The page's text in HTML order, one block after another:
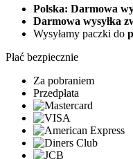
Polska: Darmowa
Darmowa wysyłka
Wysyłamy paczki do
Płać bezpiecznie
Za pobraniem
Przedpłata